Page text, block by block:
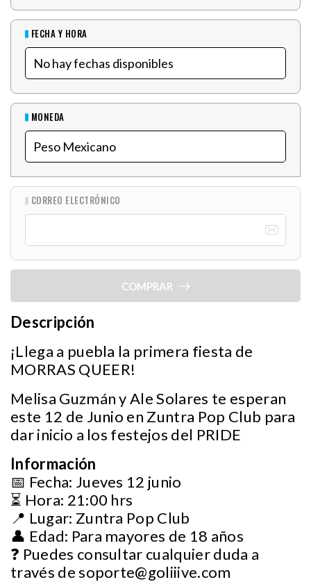
FECHA Y HORA
MONEDA
CORREO ELECTRÓNICO
COMPRAR
Descripción
¡Llega a puebla la primera fiesta de
MORRAS QUEER!
Melisa Guzmán y Ale Solares te esperan
este 12 de Junio en Zuntra Pop Club para
dar inicio a los festejos del PRIDE
Información
📅 Fecha: Jueves 12 junio
⏳ Hora: 21:00 hrs
📍 Lugar: Zuntra Pop Club
👤 Edad: Para mayores de 18 años
❓ Puedes consultar cualquier duda a
través desoporte@goliiive.com